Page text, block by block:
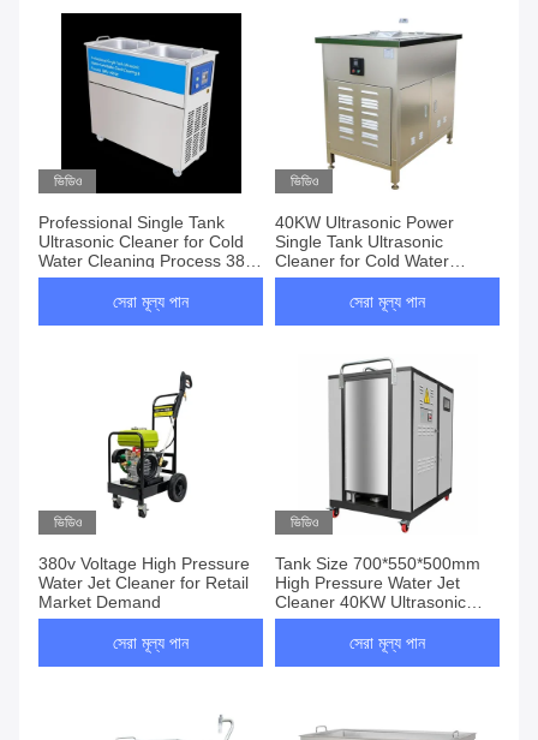
ভিডিও
Professional Single Tank
Ultrasonic Cleaner for Cold
Water Cleaning Process 380v
40KHz
সেরা মূল্য পান
ভিডিও
40KW Ultrasonic Power
Single Tank Ultrasonic
Cleaner for Cold Water
Cleaning 380v Voltage
সেরা মূল্য পান
ভিডিও
380v Voltage High Pressure
Water Jet Cleaner for Retail
Market Demand
সেরা মূল্য পান
ভিডিও
Tank Size 700*550*500mm
High Pressure Water Jet
Cleaner 40KW Ultrasonic
Power for Heavy Duty
Industrial Cleaning Needs
সেরা মূল্য পান